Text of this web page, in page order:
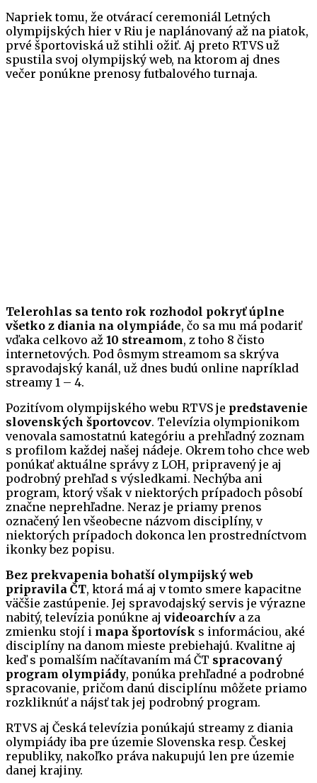
Napriek tomu, že otvárací ceremoniál Letných
olympijských hier v Riu je naplánovaný až na piatok,
prvé športoviská už stihli ožiť. Aj preto RTVS už
spustila svoj olympijský web, na ktorom aj dnes
večer ponúkne prenosy futbalového turnaja.
Telerohlas sa tento rok rozhodol pokryť úplne
všetko z diania na olympiáde, čo sa mu má podariť
vďaka celkovo až 10 streamom, z toho 8 čisto
internetových. Pod ôsmym streamom sa skrýva
spravodajský kanál, už dnes budú online napríklad
streamy 1 – 4.
Pozitívom olympijského webu RTVS je predstavenie
slovenských športovcov. Televízia olympionikom
venovala samostatnú kategóriu a prehľadný zoznam
s profilom každej našej nádeje. Okrem toho chce web
ponúkať aktuálne správy z LOH, pripravený je aj
podrobný prehľad s výsledkami. Nechýba ani
program, ktorý však v niektorých prípadoch pôsobí
značne neprehľadne. Neraz je priamy prenos
označený len všeobecne názvom disciplíny, v
niektorých prípadoch dokonca len prostredníctvom
ikonky bez popisu.
Bez prekvapenia bohatší olympijský web
pripravila ČT, ktorá má aj v tomto smere kapacitne
väčšie zastúpenie. Jej spravodajský servis je výrazne
nabitý, televízia ponúkne aj videoarchív a za
zmienku stojí i mapa športovísk s informáciou, aké
disciplíny na danom mieste prebiehajú. Kvalitne aj
keď s pomalším načítavaním má ČT spracovaný
program olympiády, ponúka prehľadné a podrobné
spracovanie, pričom danú disciplínu môžete priamo
rozkliknúť a nájsť tak jej podrobný program.
RTVS aj Česká televízia ponúkajú streamy z diania
olympiády iba pre územie Slovenska resp. Českej
republiky, nakoľko práva nakupujú len pre územie
danej krajiny.